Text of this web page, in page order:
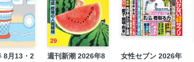
8月13・2
週刊新潮 2026年8
女性セブン 2026年